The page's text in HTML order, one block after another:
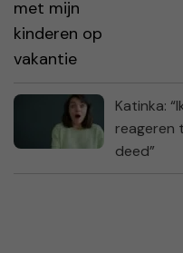
Katinka:
reageren
deed”